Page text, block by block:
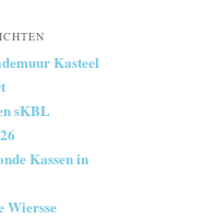
Kasteel
sKBL
Kassen in
Wiersse